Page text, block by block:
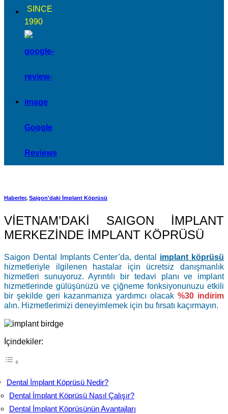
SINCE
1990
Google
Reviews
Haberler, Saigon'daki İmplant Köprüsü
VİETNAM’DAKİ SAIGON İMPLANT
MERKEZİNDE İMPLANT KÖPRÜSÜ
Saigon Dental Implants Center’da, dental implant köprüsü
hizmetleriyle ilgilenen hastalar için ücretsiz danışmanlık
hizmetleri sunuyoruz. Ayrıntılı bir tedavi planı ve implant
hizmetlerinde gülüşünüzü ve çiğneme fonksiyonunuzu etkili
bir şekilde geri kazanmanıza yardımcı olacak %30 indirim
alın. Hizmetlerimizi deneyimlemek için bu fırsatı kaçırmayın.
İçindekiler:
Dental İmplant Köprüsü Nedir?
Dental İmplant Köprüsü Nasıl Çalışır?
Dental İmplant Köprüsünün Avantajları